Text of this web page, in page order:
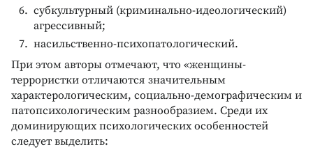
субкультурный (криминально-идеологический)
агрессивный;
насильственно-психопатологический.
При этом авторы отмечают, что «женщины-
террористки отличаются значительным
характерологическим, социально-демографическим и
патопсихологическим разнообразием. Среди их
доминирующих психологических особенностей
следует выделить: